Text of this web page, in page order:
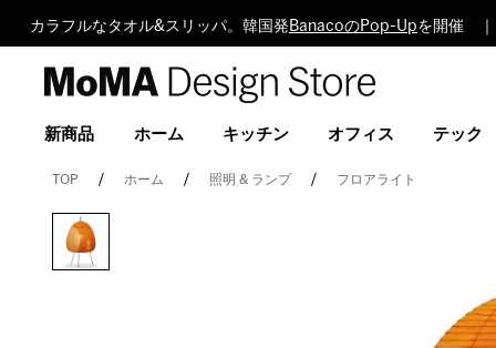
カラフルなタオル&スリッパ。韓国発 BanacoのPop-Upを開催
Design
新商品 ホーム キッチン オフィス テック
TOP ホーム 照明 & ランプ フロアライト